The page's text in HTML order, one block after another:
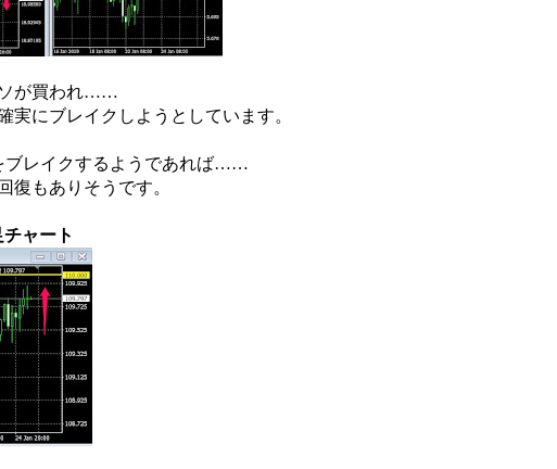
ソが買われ……
実にブレイクしようとしています。
ブレイクするようであれば……
復もありそうです。
ャート